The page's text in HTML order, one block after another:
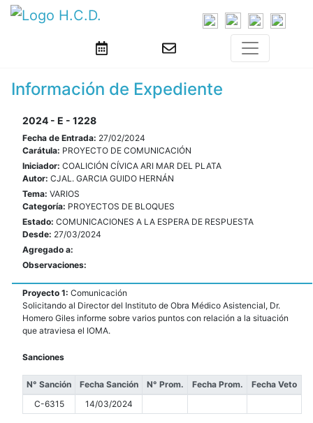
Información de Expediente
2024 - E - 1228
Fecha de Entrada: 27/02/2024
Carátula: PROYECTO DE COMUNICACIÓN
Iniciador: COALICIÓN CÍVICA ARI MAR DEL PLATA
Autor: CJAL. GARCIA GUIDO HERNÁN
Tema: VARIOS
Categoría: PROYECTOS DE BLOQUES
Estado: COMUNICACIONES A LA ESPERA DE RESPUESTA
Desde: 27/03/2024
Agregado a:
Observaciones:
Proyecto 1: Comunicación
Solicitando al Director del Instituto de Obra Médico Asistencial, Dr.
Homero Giles informe sobre varios puntos con relación a la situación
que atraviesa el IOMA.
Sanciones
N° Sanción Fecha Sanción N° Prom. Fecha Prom.
Fecha Veto
C-6315
14/03/2024